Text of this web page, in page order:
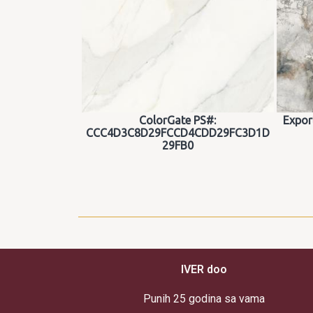
ColorGate PS#:
CCC4D3C8D29FCCD4CDD29FC3D1D
29FB0
IVER doo
Punih 25 godina sa vama